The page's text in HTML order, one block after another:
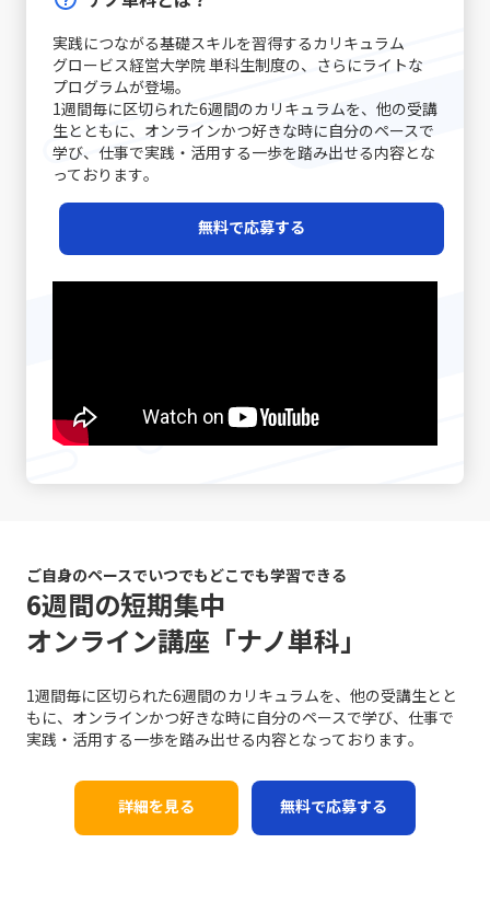
解説します。多岐にわたる原因に対して、個々のケースに
応じた対策を講じることが求められます。まず、会話の開
始時に必ず現状の認識を共有することが基本です。長年の
経験が示すように、「話の前提条件を合わせる」ことは、
双方のコミュニケーションの齟齬を防ぐ第一歩です。たと
えば、新たなプロジェクトのキックオフミーティングで
は、各参加者が同じゴールと進行予定を共有することで、
後の誤解を避けることができます。また、日常的なコミュ
には話の流れからその理解度を汲み取る姿勢が重要です。
経験豊富なマネージャーの中には、相手の話し方をよく観
める手法を実践している方もいます。さらに、後日話の内
るために、日常的に論理的思考をトレーニングすることが
重要です。論理的に物事を整理し、因果関係を明確にする
多くのビジネスシーンで応用可能であり、適切に実践する
ことで、業務効率やチームの生産性の向上につながりま
す。経験に基づく実践例を参考に、各自の環境に合った方
法を柔軟に取り入れる姿勢が求められます。 まとめ 以上
は、単なる一方的な問題ではなく、双方の認識のズレや情
報伝達の不備、さらには思考の整理不足から来る複合的な
現象です。特に「仕事で話が噛み合わない人との対処法」
す。まず、会議や打ち合わせの場では、前提条件の確認や
具体的な言葉選び、相手の理解度を逐一確認する姿勢が求
められます。次に、必要に応じて一度話を持ち帰り、冷静
を高めるためには、単に技術を習得するだけでなく、いく
つかの落とし穴や注意点を認識する必要があります。ま
ず、情報伝達とコミュニケーションの違いに注意が必要で
す。単なるデータや数字の伝達が成功したとしても、相手
がその情報をどう受け取り、行動に移すかはまた別の問題
です。「ビジネスにおけるコミュニケーション能力」にお
いては、相手に正しく意図が伝わるかどうかが重要であ
り、結果として行動変容が起こることが成功指標となりま
伝えることができないという不確実性があります。言葉だ
のバイアスにも気を付ける必要があります。各個人が持つ
固定概念や先入観は、意図しない誤解やコミュニケーショ
に正しいという前提に立たず、相手の立場や背景を十分に
も多い一方で、相手の感情に寄り添うことも必要不可欠で
す。論理だけでは伝え切れない部分や、感情を込めた発信
が不足していると、相手の共感を得ることが難しくなり、
結果的に意思疎通がうまくいかない可能性があります。こ
力」の現場においては、感情表現と論理的説明のバランス
を取るための訓練が不可欠です。 さらに、目的意識の欠如
にも注意が必要です。コミュニケーションは方法そのもの
手段です。目的が明確でないまま話を進めると、どれだけ
テクニックを駆使しても、受信者にとって重要なポイント
が伝わらず、業務上の成果に結び付かない場合がありま
できれば、急激な価格競争にも耐える力が養われるので
す。ただし、過度なコスト削減は品質低下やブランド価値
の喪失というリスクもあるため、バランスを見極めること
が重要です。 第三に、ニッチ戦略です。市場全体ではな
く、特定の顧客セグメントや特定のニーズに特化すること
で、競争相手の少ない領域を開拓します。高級車市場にお
けるポルシェの例は、限られた層に対して圧倒的なブラン
ド価値を提供する成功例と言えるでしょう。この戦略は、
レッドオーシャンの戦い方の一環として、自社の強みや専
ンの戦い方」を模索する際、伝統的な戦略だけではなく、
デジタル技術の活用や情報分析に基づく意思決定が求めら
れるようになりました。 例えば、デジタルマーケティング
や宣伝方法とは一線を画す新たな方法として取り入れられ
ています。このように、レッドオーシャンの戦い方におい
ては、伝統的な戦略と最新のテクノロジーを融合させるこ
とで、競争優位性を確保する必要があるのです。 競争にお
ける成功事例と失敗事例 現実のビジネスシーンにおいて、
たります。成功した企業は、明確な戦略と確固たる差別
化、そして徹底したコスト管理を実践しています。たとえ
ば、コカ・コーラは新市場としてチューハイ・サワー市場
基づく戦略展開により、短期間で一定の市場シェアを獲得
しました。また、トヨタ自動車は常に「カイゼン」を徹底
長期的にはキャリアチャンスの逸失へとつながります。こ
のような問題は個人だけでなく、チームや組織全体に影響
を及ぼすため、早期に原因を特定し、適切な対策を講じる
ことが求められます。先延ばし癖に取り組むプロセスは、
自分自身を見つめ直し、効率的な業務遂行と成長機会を確
実に捉えるための重要なステップと言えるでしょう。 近年
は特に、テクノロジーの発展とともに多様な働き方が広が
る中で、自己管理能力が強く問われるようになりました。
慣の見直しにとどまらず、自己のキャリア戦略を見直すた
めの重要な要素ともなっています。次のセクションでは、
トについて詳述していきます。 先延ばし癖の注意点 先延
を生むことになります。また、タスクが山積みになること
により、精神的・肉体的なストレスが急増する点にも十分
リア上の成長機会や重要なチャンスが逃されることにつな
がります。そのため、先延ばし癖は単なる個人的な問題に
留まらず、社会人としての基礎力や信頼性を左右する重大
な問題と言えます。 ここで特に留意すべきは、先延ばしの
いるという点です。完璧主義者は、全ての条件が整うのを
待ってから行動するため、結果としてタスクが無期限に先
延ばしにされる傾向があります。一方、失敗を恐れる心理
果として問題が先送りされる原因となります。こうした心
理的要因への正しいアプローチなくしては、「後回し癖の
改善」は達成しにくいと言えるでしょう。 また、ADHDの
実践につながる基礎スキルを習得するカリキュラム
グロービス経営大学院 単科生制度の、さらにライトな
プログラムが登場｡
1週間毎に区切られた6週間のカリキュラムを、他の受講
生とともに、オンラインかつ好きな時に自分のペースで
学び、仕事で実践・活用する一歩を踏み出せる内容とな
っております｡
無料で応募する
ご自身のペースでいつでもどこでも学習できる
6週間の短期集中
オンライン講座「ナノ単科」
1週間毎に区切られた6週間のカリキュラムを、他の受講生とと
もに、オンラインかつ好きな時に自分のペースで学び、仕事で
実践・活用する一歩を踏み出せる内容となっております｡
詳細を見る 無料で応募する